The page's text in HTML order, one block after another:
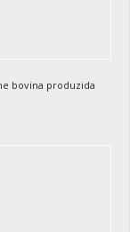
bovina produzida